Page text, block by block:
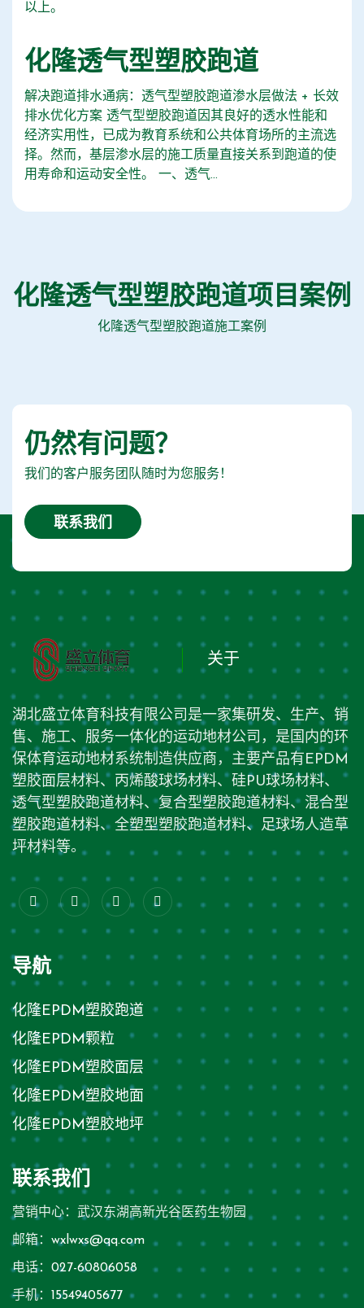
以上。
化隆透气型塑胶跑道
解决跑道排水通病：透气型塑胶跑道渗水层做法 + 长效
排水优化方案 透气型塑胶跑道因其良好的透水性能和
经济实用性，已成为教育系统和公共体育场所的主流选
择。然而，基层渗水层的施工质量直接关系到跑道的使
用寿命和运动安全性。 一、透气...
化隆透气型塑胶跑道项目案例
化隆透气型塑胶跑道施工案例
仍然有问题？
我们的客户服务团队随时为您服务！
联系我们
关于
湖北盛立体育科技有限公司是一家集研发、生产、销
售、施工、服务一体化的运动地材公司，是国内的环
保体育运动地材系统制造供应商，主要产品有EPDM
塑胶面层材料、丙烯酸球场材料、硅PU球场材料、
透气型塑胶跑道材料、复合型塑胶跑道材料、混合型
塑胶跑道材料、全塑型塑胶跑道材料、足球场人造草
坪材料等。
导航
化隆EPDM塑胶跑道
化隆EPDM颗粒
化隆EPDM塑胶面层
化隆EPDM塑胶地面
化隆EPDM塑胶地坪
联系我们
营销中心：武汉东湖高新光谷医药生物园
邮箱： wxlwxs@qq.com
电话： 027-60806058
手机： 15549405677